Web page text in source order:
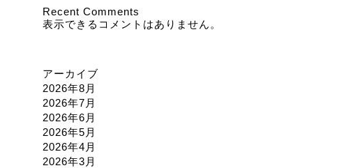
Recent Comments
表示できるコメントはありません。
アーカイブ
2026年8月
2026年7月
2026年6月
2026年5月
2026年4月
2026年3月